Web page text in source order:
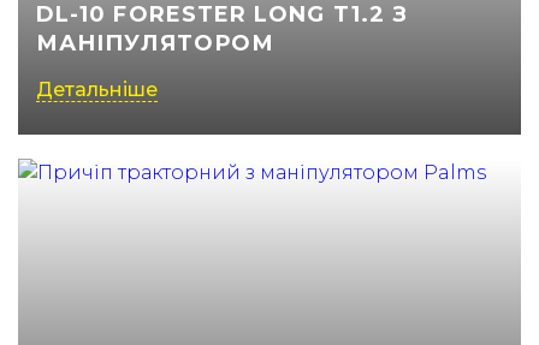
DL-10 FORESTER LONG T1.2 З
МАНІПУЛЯТОРОМ
Детальніше